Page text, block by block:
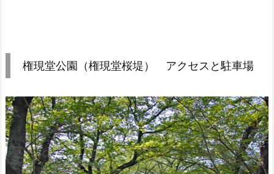
権現堂公園（権現堂桜堤） アクセスと駐車場